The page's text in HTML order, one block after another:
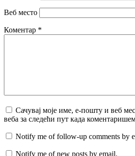
Веб место
Коментар *
Сачувај моје име, е-пошту и веб
веба за следећи пут када
Notify me of follow-up comments by
Notify me of new posts by email.